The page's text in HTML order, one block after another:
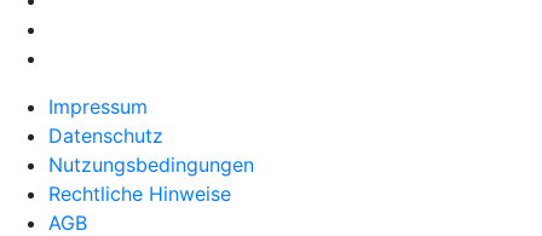
Impressum
Datenschutz
Nutzungsbedingungen
Rechtliche Hinweise
AGB